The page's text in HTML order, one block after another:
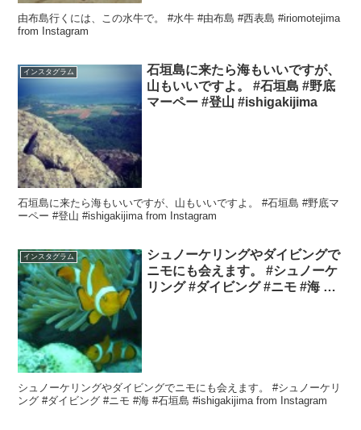
由布島行くには、この水牛で。 #水牛 #由布島 #西表島 #iriomotejima
from Instagram
インスタグラム
石垣島に来たら海もいいですが、
山もいいですよ。 #石垣島 #野底
マーペー #登山 #ishigakijima
石垣島に来たら海もいいですが、山もいいですよ。 #石垣島 #野底マ
ーペー #登山 #ishigakijima from Instagram
インスタグラム
シュノーケリングやダイビングで
ニモにも会えます。 #シュノーケ
リング #ダイビング #ニモ #海 #
シュノーケリングやダイビングでニモにも会えます。 #シュノーケリ
ング #ダイビング #ニモ #海 #石垣島 #ishigakijima from Instagram